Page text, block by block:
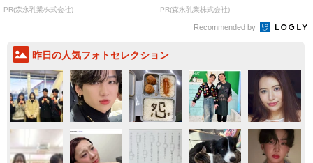
PR(森永乳業株式会社) PR(森永乳業株式会社)
Recommended by
昨日の人気フォトセレクション